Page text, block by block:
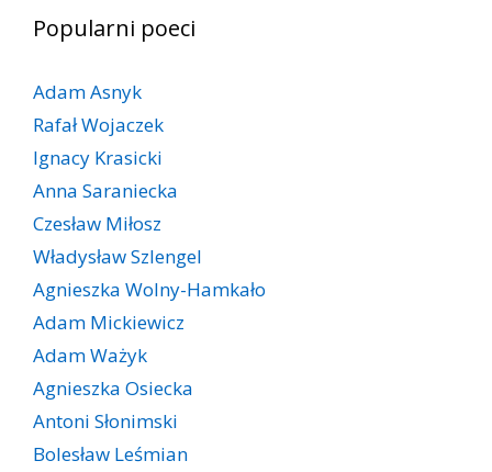
Popularni poeci
Adam Asnyk
Rafał Wojaczek
Ignacy Krasicki
Anna Saraniecka
Czesław Miłosz
Władysław Szlengel
Agnieszka Wolny-Hamkało
Adam Mickiewicz
Adam Ważyk
Agnieszka Osiecka
Antoni Słonimski
Bolesław Leśmian